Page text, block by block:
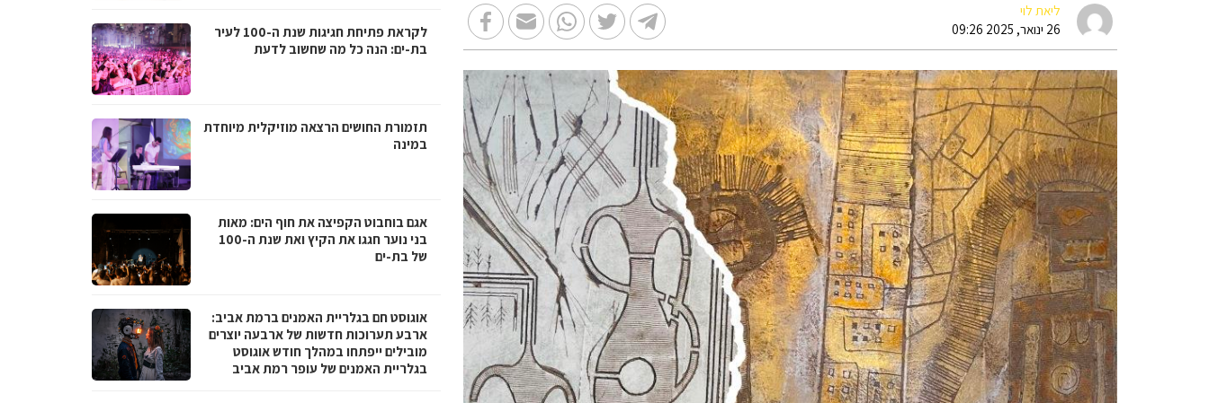
ליאת לוי
26 ינואר, 2025 09:26
לקראת פתיחת חגיגות שנת ה-100 לעיר
בת-ים: הנה כל מה שחשוב לדעת
תזמורת החושים הרצאה מוזיקלית מיוחדת
במינה
אגם בוחבוט הקפיצה את חוף הים: מאות
בני נוער חגגו את הקיץ ואת שנת ה-100
של בת-ים
אוגוסט חם בגלריית האמנים ברמת אביב:
ארבע תערוכות חדשות של ארבעה יוצרים
מובילים ייפתחו במהלך חודש אוגוסט
בגלריית האמנים של עופר רמת אביב